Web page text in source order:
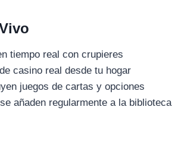
tiempo real con crupieres
casino real desde tu hogar
juegos de cartas y opciones
añaden regularmente a la biblioteca